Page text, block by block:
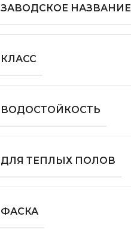
ЗАВОДСКОЕ НАЗВАНИЕ
КЛАСС
ВОДОСТОЙКОСТЬ
ДЛЯ ТЕПЛЫХ ПОЛОВ
ФАСКА